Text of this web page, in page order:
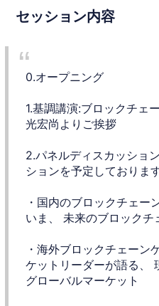
セッション内容
0.オープニング
1.基調講演:ブロックチェ
光宏尚よりご挨拶
2.パネルディスカッショ
ションを予定しております
・国内のブロックチェー
いま、 未来のブロックチ
・海外ブロックチェーン
ケットリーダーが語る、
グローバルマーケット